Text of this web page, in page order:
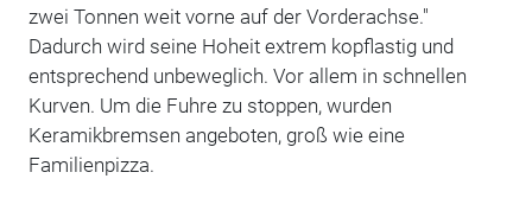
zwei Tonnen weit vorne auf der Vorderachse."
Dadurch wird seine Hoheit extrem kopflastig und
entsprechend unbeweglich. Vor allem in schnellen
Kurven. Um die Fuhre zu stoppen, wurden
Keramikbremsen angeboten, groß wie eine
Familienpizza.